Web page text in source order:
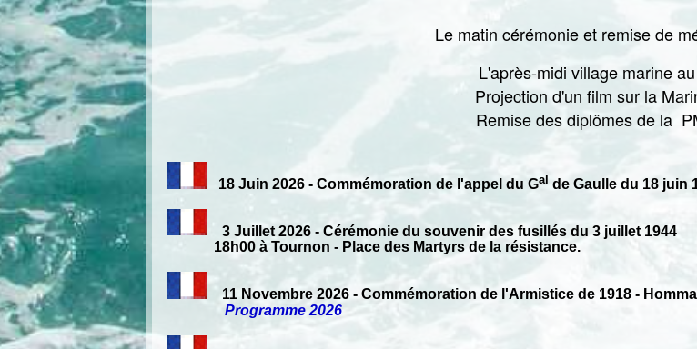
Le matin cérémonie et remise de
L'après-midi village marine au
Projection d'un film sur la
Remise des diplômes de la
18 Juin 2026 - Commémoration de l'appel du Gal de Gaulle du 18 juin
3 Juillet 2026 - Cérémonie du souvenir des fusillés du 3 juillet 1944
18h00 à Tournon - Place des Martyrs de la résistance.
11 Novembre 2026 - Commémoration de l'Armistice de 1918 -
Programme 2026